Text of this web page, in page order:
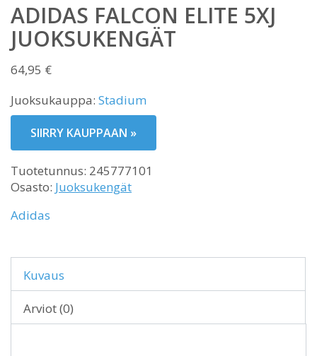
ADIDAS FALCON ELITE 5XJ
JUOKSUKENGÄT
64,95 €
Juoksukauppa: Stadium
SIIRRY KAUPPAAN »
Tuotetunnus: 245777101
Osasto: Juoksukengät
Adidas
Kuvaus
Arviot (0)